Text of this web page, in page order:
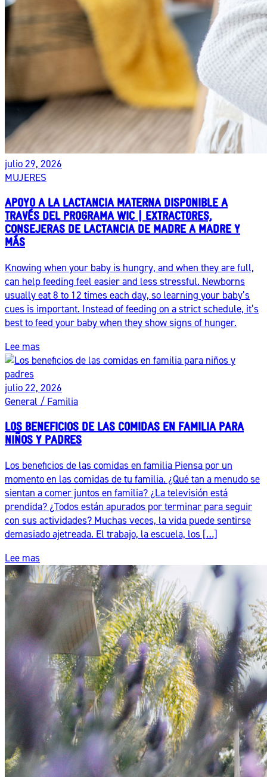
julio 29, 2026
MUJERES
APOYO A LA LACTANCIA MATERNA DISPONIBLE A
TRAVÉS DEL PROGRAMA WIC | EXTRACTORES,
CONSEJERAS DE LACTANCIA DE MADRE A MADRE Y
MÁS
Knowing when your baby is hungry, and when they are full,
can help feeding feel easier and less stressful. Newborns
usually eat 8 to 12 times each day, so learning your baby’s
cues is important. Instead of feeding on a strict schedule, it’s
best to feed your baby when they show signs of hunger.
Lee mas
julio 22, 2026
General / Familia
LOS BENEFICIOS DE LAS COMIDAS EN FAMILIA PARA
NIÑOS Y PADRES
Los beneficios de las comidas en familia Piensa por un
momento en las comidas de tu familia. ¿Qué tan a menudo se
sientan a comer juntos en familia? ¿La televisión está
prendida? ¿Todos están apurados por terminar para seguir
con sus actividades? Muchas veces, la vida puede sentirse
demasiado ajetreada. El trabajo, la escuela, los […]
Lee mas